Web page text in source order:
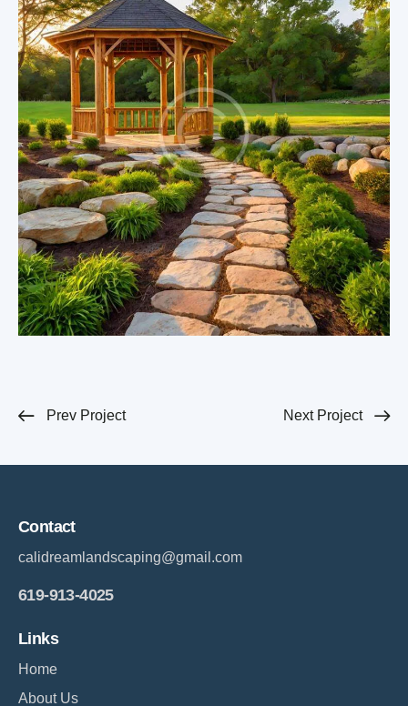
Prev Project Next Project
Contact
calidreamlandscaping@gmail.com
619-913-4025
Links
Home
About Us